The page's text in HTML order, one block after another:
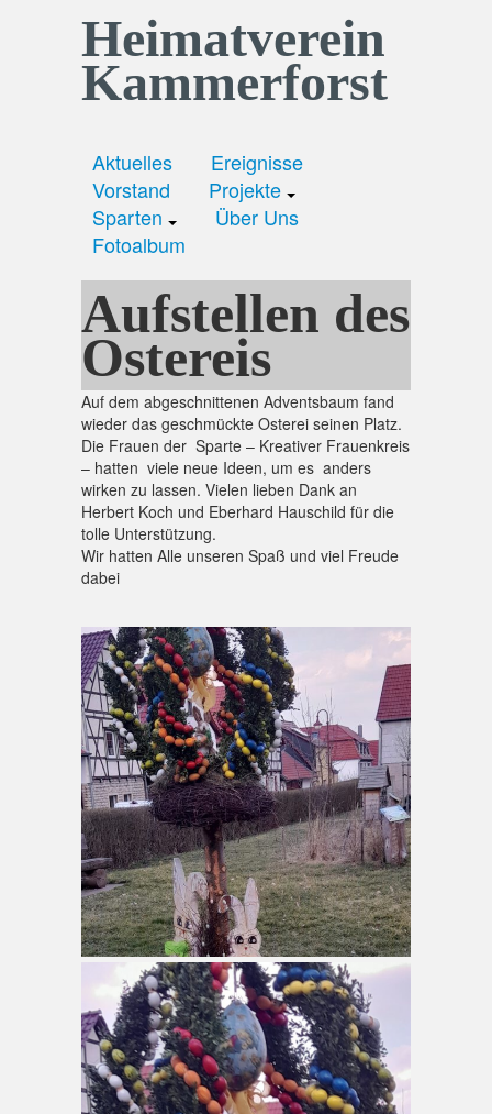
Heimatverein
Kammerforst
Aktuelles
Ereignisse
Vorstand
Projekte
Sparten
Über Uns
Fotoalbum
Aufstellen des
Ostereis
Auf dem abgeschnittenen Adventsbaum fand
wieder das geschmückte Osterei seinen Platz.
Die Frauen der Sparte – Kreativer Frauenkreis
– hatten viele neue Ideen, um es anders
wirken zu lassen. Vielen lieben Dank an
Herbert Koch und Eberhard Hauschild für die
tolle Unterstützung.
Wir hatten Alle unseren Spaß und viel Freude
dabei